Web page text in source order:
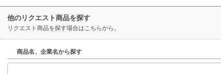
他のリクエスト商品を探す
リクエスト商品を探す場合はこちらから。
商品名、企業名から探す